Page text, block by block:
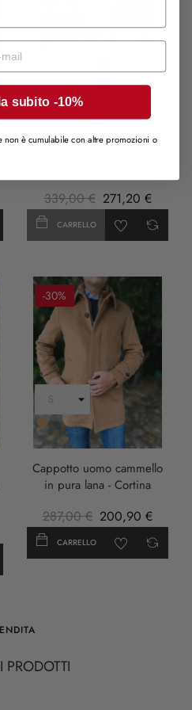
LILLA
Abito da cerimonia a
339,00 € 271,20 €
CARRELLO
-30%
Cammello
Cappotto uomo cammello
in pura lana - Cortina
287,00 € 200,90 €
CARRELLO
PRODOTTI
subito -10%
è cumulabile con altre promozioni o